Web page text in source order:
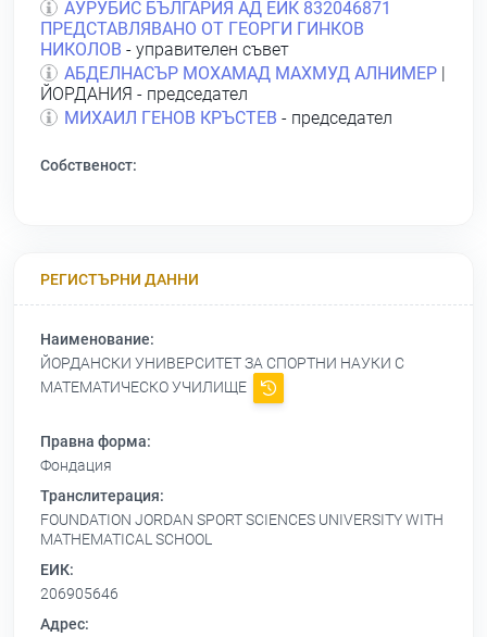
АУРУБИС БЪЛГАРИЯ АД ЕИК 832046871
ПРЕДСТАВЛЯВАНО ОТ ГЕОРГИ ГИНКОВ
НИКОЛОВ - управителен съвет
АБДЕЛНАСЪР МОХАМАД МАХМУД АЛНИМЕР
ЙОРДАНИЯ - председател
МИХАИЛ ГЕНОВ КРЪСТЕВ - председател
Собственост:
РЕГИСТЪРНИ ДАННИ
Наименование:
ЙОРДАНСКИ УНИВЕРСИТЕТ ЗА СПОРТНИ НАУКИ С
МАТЕМАТИЧЕСКО УЧИЛИЩЕ
Правна форма:
Фондация
Транслитерация:
FOUNDATION JORDAN SPORT SCIENCES UNIVERSITY WITH
MATHEMATICAL SCHOOL
ЕИК:
206905646
Адрес: